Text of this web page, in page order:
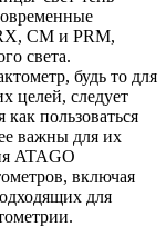
CM и PRM,
света.
будь то для
целей, следует
пользоваться
важны для их
ATAGO
включая
для